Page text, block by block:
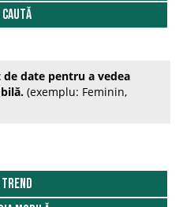
Caută
date pentru a vedea
(exemplu: Feminin,
Trend